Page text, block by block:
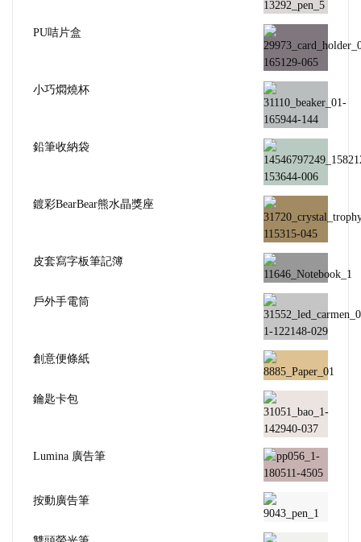
PU咭片盒
小巧燜燒杯
鉛筆收納袋
鍍彩BearBear熊水晶獎座
皮套寫字板筆記簿
戶外手電筒
創意便條紙
鑰匙卡包
Lumina 廣告筆
按動廣告筆